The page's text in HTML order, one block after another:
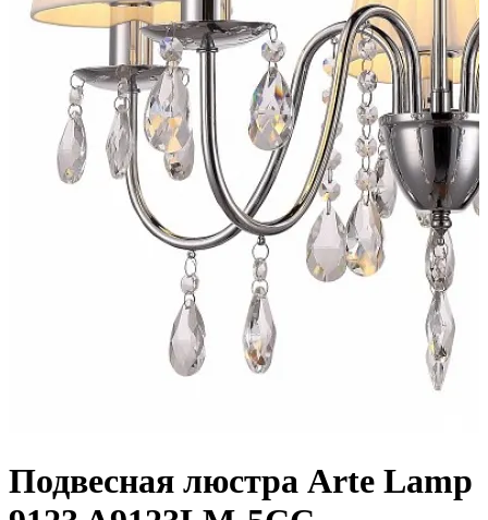
Подвесная люстра Arte Lamp